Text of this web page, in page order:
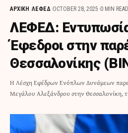
ΑΡΧΙΚΗ ΛΕΦΕΔ OCTOBER 28, 2025 0 MIN READ
ΛΕΦΕΔ:
Έφεδροι στην
Θεσσαλονίκης
Η Λέσχη Εφέδρων Ενόπλων Δυνάμεων
Μεγάλου Αλεξάνδρου στην Θεσσαλονίκη,